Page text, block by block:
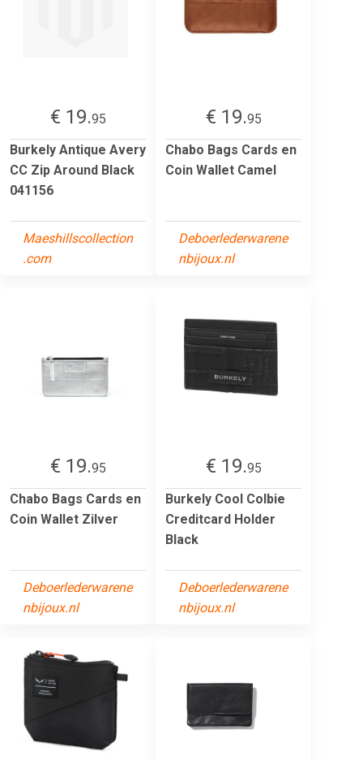
€ 19.95
Burkely Antique Avery
CC Zip Around Black
041156
Maeshillscollection
.com
€ 19.95
Chabo Bags Cards en
Coin Wallet Camel
Deboerlederwarene
nbijoux.nl
€ 19.95
Chabo Bags Cards en
Coin Wallet Zilver
Deboerlederwarene
nbijoux.nl
€ 19.95
Burkely Cool Colbie
Creditcard Holder
Black
Deboerlederwarene
nbijoux.nl